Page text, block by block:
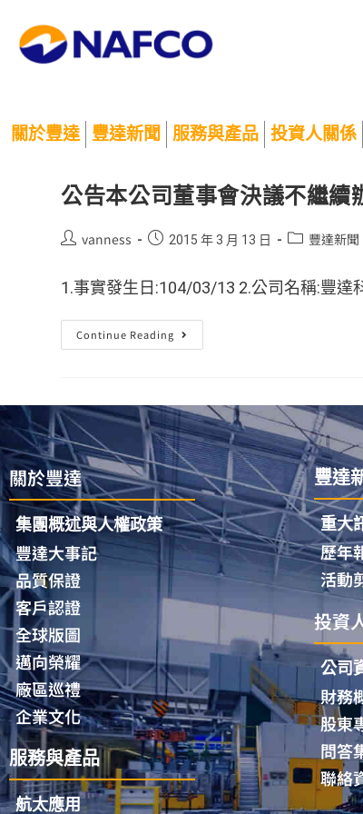
關於豐達 豐達新聞 服務與產品 投資人關係
公告本公司董事會決議不繼
vanness 2015 年 3 月 13 日 豐達新聞
1.事實發生日:104/03/13 2.公司名稱:豐達
Continue Reading
關於豐達
集團概述與人權政策
豐達大事記
品質保證
客戶認證
全球版圖
邁向榮耀
廠區巡禮
企業文化
服務與產品
航太應用
豐達
重大
歷年
活動
投資
公司
財務
股東
問答
聯絡